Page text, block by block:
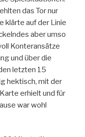
das Tor nur
klärte auf der Linie
aber umso
Konteransätze
und über die
letzten 15
hektisch, mit der
erhielt und für
war wohl